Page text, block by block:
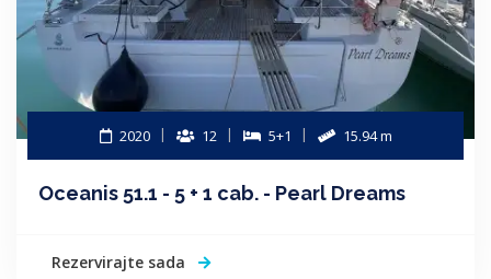
2020 12 5+1 15.94 m
Oceanis 51.1 - 5 + 1 cab. - Pearl Dreams
Rezervirajte sada